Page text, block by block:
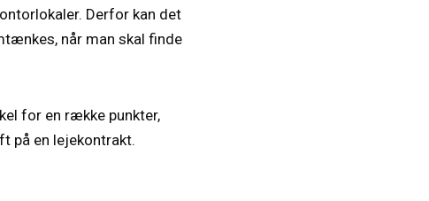
Derfor kan det
når man skal finde
for en række punkter,
på en lejekontrakt.